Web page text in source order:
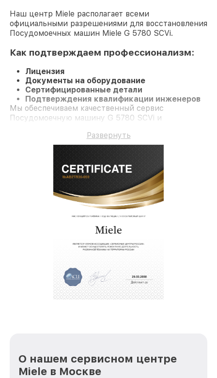
Наш центр Miele располагает всеми
официальными разрешениями для восстановления
Посудомоечных машин Miele G 5780 SCVi.
Как подтверждаем профессионализм:
Лицензия
Документы на оборудование
Сертифицированные детали
Подтверждения квалификации инженеров
Мы обеспечиваем качественный сервис
Посудомоечную машину G 5780 SCVi и
Развернуть
О нашем сервисном центре
Miele в Москве